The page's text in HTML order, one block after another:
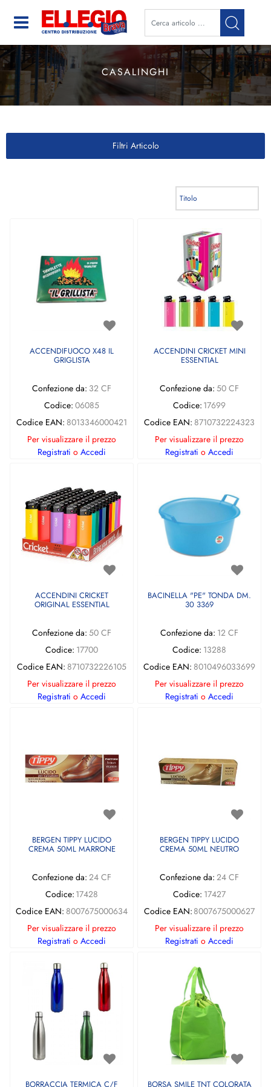
Open
CASALINGHI
Filtri Articolo
ACCENDIFUOCO X48 IL
GRIGLISTA
Confezione da: 32 CF
Codice: 06085
Codice EAN: 8013346000421
Per visualizzare il prezzo
Registrati o Accedi
ACCENDINI CRICKET MINI
ESSENTIAL
Confezione da: 50 CF
Codice: 17699
Codice EAN: 8710732224323
Per visualizzare il prezzo
Registrati o Accedi
ACCENDINI CRICKET
ORIGINAL ESSENTIAL
Confezione da: 50 CF
Codice: 17700
Codice EAN: 8710732226105
Per visualizzare il prezzo
Registrati o Accedi
BACINELLA "PE" TONDA DM.
30 3369
Confezione da: 12 CF
Codice: 13288
Codice EAN: 8010496033699
Per visualizzare il prezzo
Registrati o Accedi
BERGEN TIPPY LUCIDO
CREMA 50ML MARRONE
Confezione da: 24 CF
Codice: 17428
Codice EAN: 8007675000634
Per visualizzare il prezzo
Registrati o Accedi
BERGEN TIPPY LUCIDO
CREMA 50ML NEUTRO
Confezione da: 24 CF
Codice: 17427
Codice EAN: 8007675000627
Per visualizzare il prezzo
Registrati o Accedi
BORRACCIA TERMICA C/F BORSA SMILE TNT COLORATA